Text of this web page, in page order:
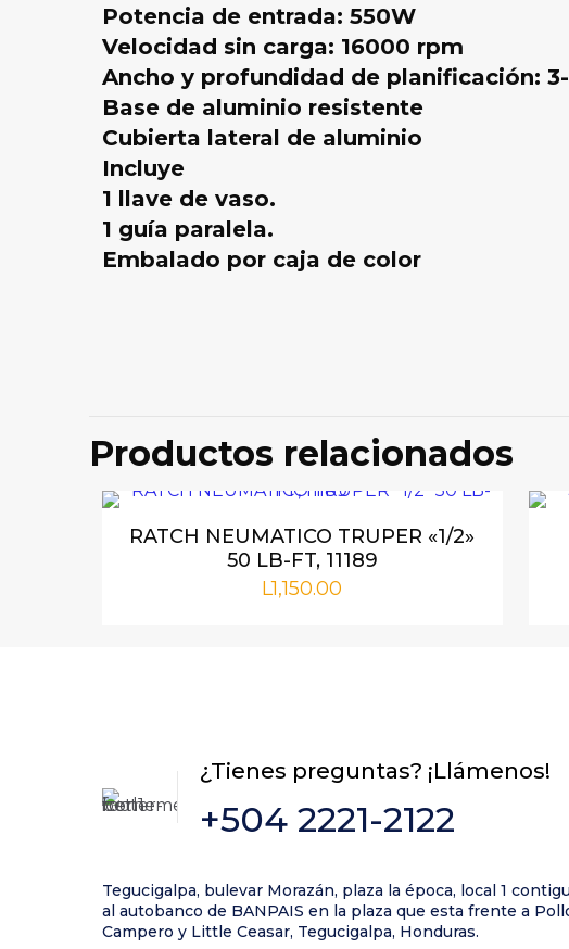
Potencia de entrada: 550W
Velocidad sin carga: 16000 rpm
Ancho y profundidad de planificación: 3-
Base de aluminio resistente
Cubierta lateral de aluminio
Incluye
1 llave de vaso.
1 guía paralela.
Embalado por caja de color
UPL5508”
Tu dirección de correo
marcados con*
Nombre*
próxima vez que
Productos relacionados
RATCH NEUMATICO TRUPER «1/2»
50 LB-FT, 11189
L1,150.00
¿Tienes preguntas? ¡Llámenos!
+504 2221-2122
Tegucigalpa, bulevar Morazán, plaza la época, local 1
al autobanco de BANPAIS en la plaza que esta frente a
Campero y Little Ceasar, Tegucigalpa, Honduras.